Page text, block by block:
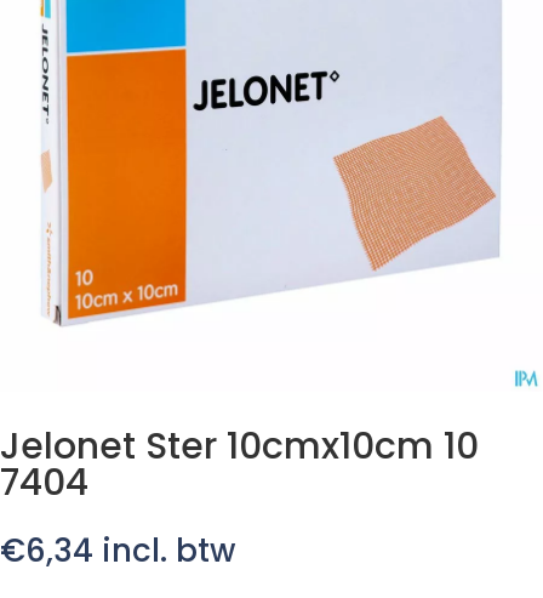
Jelonet Ster 10cmx10cm 10
7404
€6,34 incl. btw